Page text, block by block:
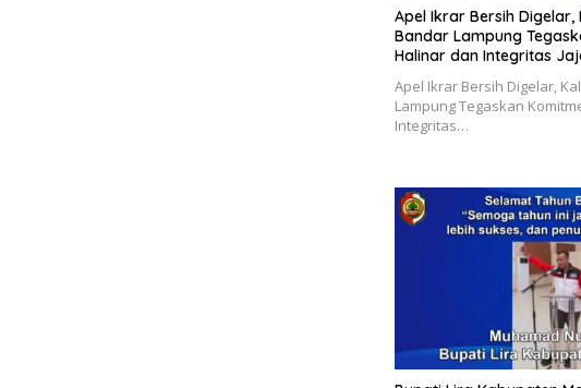
Apel Ikrar Bersih Digelar,
Bandar Lampung
Halinar dan Integritas
Apel Ikrar Bersih Digelar,
Lampung Tegaskan
Integritas…